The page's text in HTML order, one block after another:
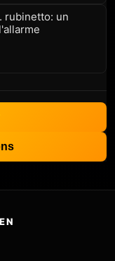
rubinetto: un